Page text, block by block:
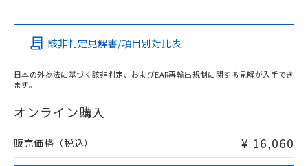
Pb Hg Cd Cr(VI)
O
在庫等で未対応品が混在する可能性があります。
問い合わせください。
この製品の規格認証/適合状況ページへ
その他の認証はこちらのページからご検索ください
該非判定見解書/項目別対比表
日本の外為法に基づく該非判定、およびEAR再輸出規制に関する見解が入手でき
ます。
オンライン購入
販売価格（税込） ¥ 16,060